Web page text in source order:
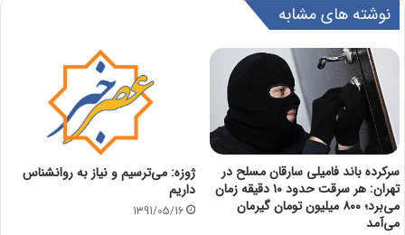
نوشته های مشابه
سرکرده باند فامیلی سارقان مسلح در
تهران: هر سرقت حدود ۱۰ دقیقه زمان
می‌برد؛ ۸۰۰ میلیون تومان گیرمان
می‌آمد
ژوزه: می‌ترسیم و نیاز به روانشناس
داریم
1391/05/16